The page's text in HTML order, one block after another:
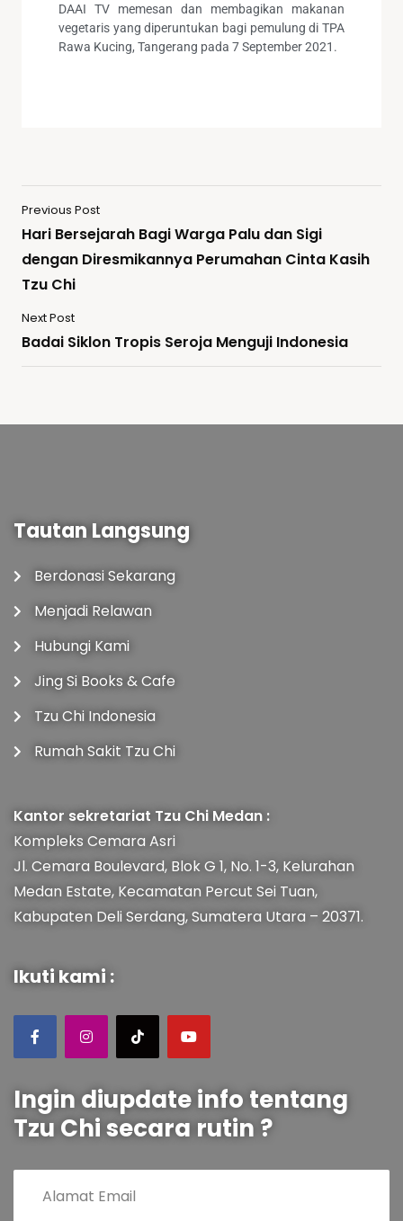
DAAI TV memesan dan membagikan makanan
vegetaris yang diperuntukan bagi pemulung di TPA
Rawa Kucing, Tangerang pada 7 September 2021.
Previous Post
Hari Bersejarah Bagi Warga Palu dan Sigi
dengan Diresmikannya Perumahan Cinta Kasih
Tzu Chi
Next Post
Badai Siklon Tropis Seroja Menguji Indonesia
Tautan Langsung
Berdonasi Sekarang
Menjadi Relawan
Hubungi Kami
Jing Si Books & Cafe
Tzu Chi Indonesia
Rumah Sakit Tzu Chi
Kantor sekretariat Tzu Chi Medan :
Kompleks Cemara Asri
Jl. Cemara Boulevard, Blok G 1, No. 1-3, Kelurahan
Medan Estate, Kecamatan Percut Sei Tuan,
Kabupaten Deli Serdang, Sumatera Utara – 20371.
Ikuti kami :
Ingin diupdate info tentang
Tzu Chi secara rutin ?